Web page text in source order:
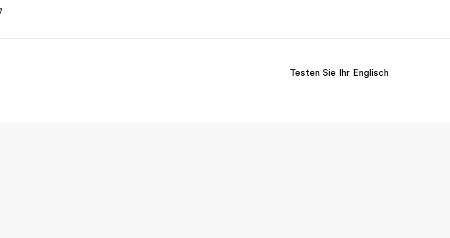
Testen Sie Ihr Englisch